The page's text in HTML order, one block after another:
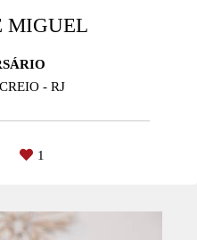
MIGUEL
- RJ
1